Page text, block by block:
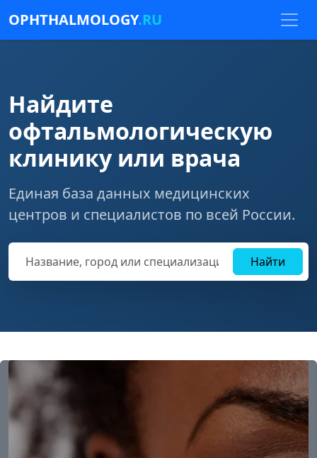
OPHTHALMOLOGY.RU
Найдите
офтальмологическую
клинику или врача
Единая база данных медицинских
центров и специалистов по всей России.
Найти